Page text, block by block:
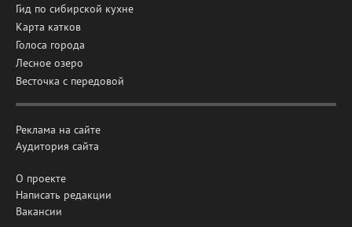
Гид по сибирской кухне
Карта катков
Голоса города
Лесное озеро
Весточка с передовой
Реклама на сайте
Аудитория сайта
О проекте
Написать редакции
Вакансии